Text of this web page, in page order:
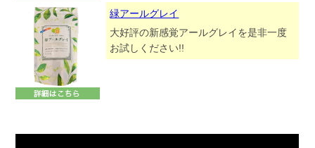
緑アールグレイ
大好評の新感覚アールグレイを是非一度
お試しください!!